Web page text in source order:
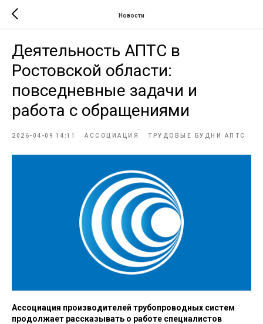
Новости
Деятельность АПТС в
Ростовской области:
повседневные задачи и
работа с обращениями
2026-04-09 14:11 АССОЦИАЦИЯ ТРУДОВЫЕ БУДНИ АПТС
Ассоциация производителей трубопроводных систем
продолжает рассказывать о работе специалистов